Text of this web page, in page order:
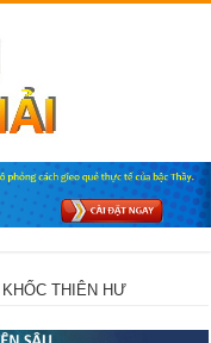
THIÊN HƯ